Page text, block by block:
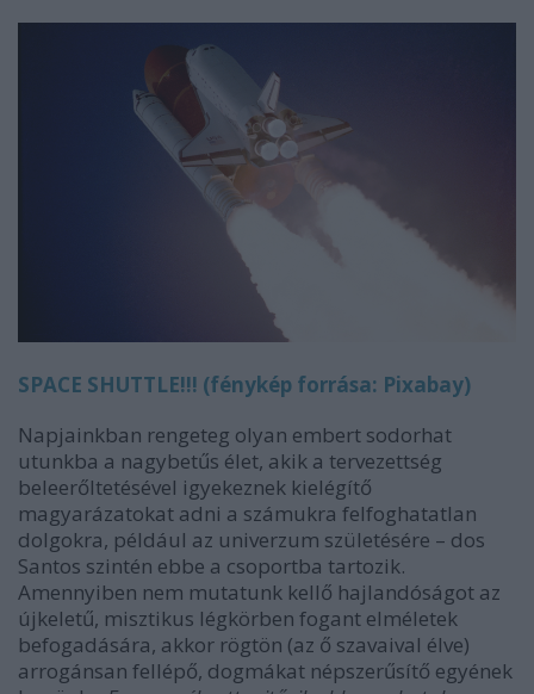
SPACE SHUTTLE!!! (fénykép forrása: Pixabay)
Napjainkban rengeteg olyan embert sodorhat
utunkba a nagybetűs élet, akik a tervezettség
beleerőltetésével igyekeznek kielégítő
magyarázatokat adni a számukra felfoghatatlan
dolgokra, például az univerzum születésére – dos
Santos szintén ebbe a csoportba tartozik.
Amennyiben nem mutatunk kellő hajlandóságot az
újkeletű, misztikus légkörben fogant elméletek
befogadására, akkor rögtön (az ő szavaival élve)
arrogánsan fellépő, dogmákat népszerűsítő egyének